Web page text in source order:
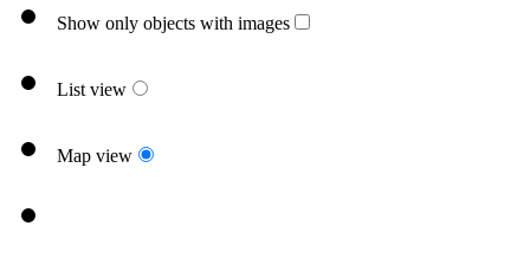
Show only objects with images
List view
Map view